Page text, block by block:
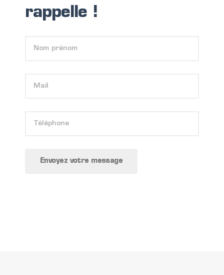
rappelle !
Envoyez votre message